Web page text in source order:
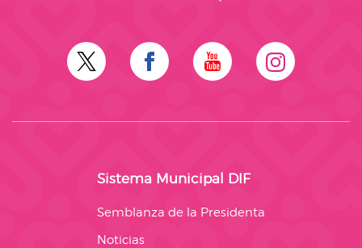
Sistema Municipal DIF
Semblanza de la Presidenta
Noticias